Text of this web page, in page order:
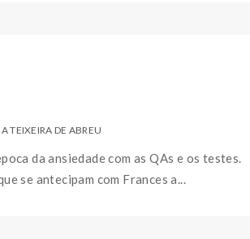
TEIXEIRA DE ABREU
da ansiedade com as QAs e os testes.
se antecipam com Frances a...